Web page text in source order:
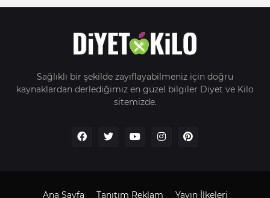
Sağlıklı bir şekilde zayıflayabilmeniz için doğru
kaynaklardan derlediğimiz en güzel bilgiler Diyet ve Kilo
sitemizde.
Ana Sayfa Tanıtım Reklam Yayın İlkeleri